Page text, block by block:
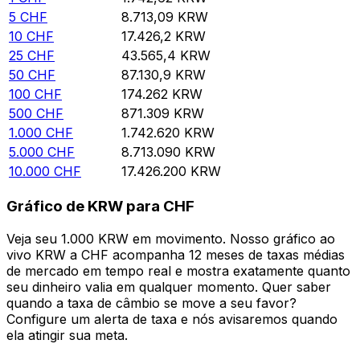
5 CHF 8.713,09 KRW
10 CHF 17.426,2 KRW
25 CHF 43.565,4 KRW
50 CHF 87.130,9 KRW
100 CHF 174.262 KRW
500 CHF 871.309 KRW
1.000 CHF 1.742.620 KRW
5.000 CHF 8.713.090 KRW
10.000 CHF 17.426.200 KRW
Gráfico de KRW para CHF
Veja seu 1.000 KRW em movimento. Nosso gráfico ao
vivo KRW a CHF acompanha 12 meses de taxas médias
de mercado em tempo real e mostra exatamente quanto
seu dinheiro valia em qualquer momento. Quer saber
quando a taxa de câmbio se move a seu favor?
Configure um alerta de taxa e nós avisaremos quando
ela atingir sua meta.